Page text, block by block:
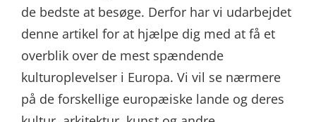
de bedste at besøge. Derfor har vi udarbejdet
denne artikel for at hjælpe dig med at få et
overblik over de mest spændende
kulturoplevelser i Europa. Vi vil se nærmere
på de forskellige europæiske lande og deres